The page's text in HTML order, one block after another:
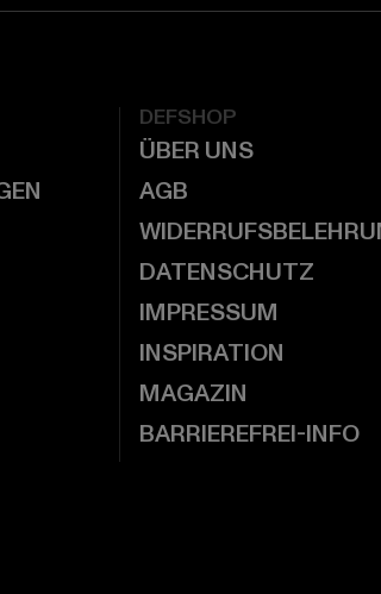
DEFSHOP
ÜBER UNS
AGB
DATENSCHUTZ
IMPRESSUM
INSPIRATION
MAGAZIN
BARRIEREFREI-INFO